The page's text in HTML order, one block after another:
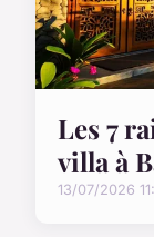
Les 7
villa à
13/07/2026